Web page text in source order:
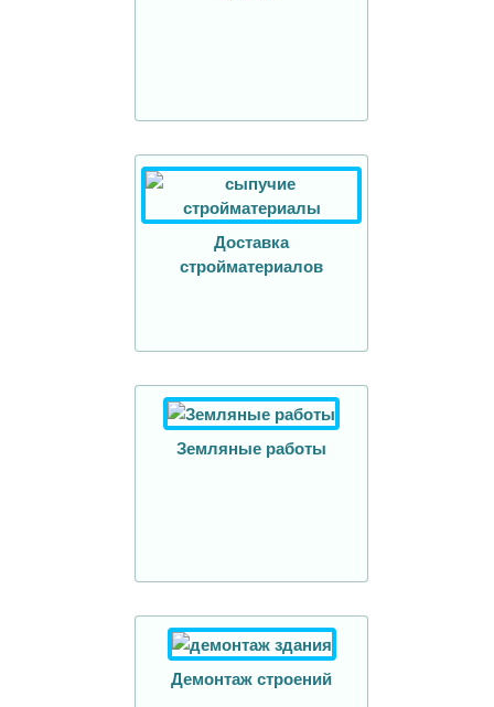
Доставка
стройматериалов
Земляные работы
Демонтаж строений